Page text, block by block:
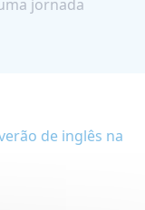
jornada
de inglês na